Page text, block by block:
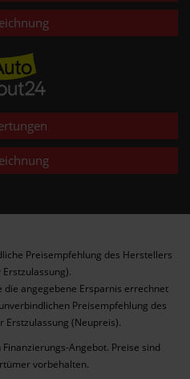
Preisempfehlung des Herstellers
angegebene Ersparnis errechnet
Preisempfehlung des
Erstzulassung (Neupreis).
Angebot. Preise sind
vorbehalten.